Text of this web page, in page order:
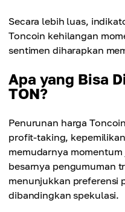
Secara lebih luas,
Toncoin kehilangan
sentimen diharapkan
Apa yang Bisa
TON?
Penurunan harga
profit-taking,
memudarnya
besarnya pengumuman
menunjukkan preferensi
dibandingkan spekulasi.